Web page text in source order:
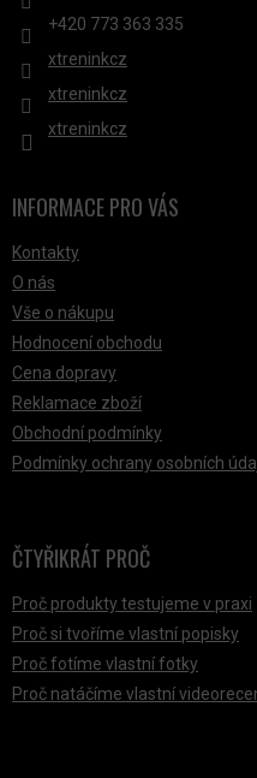
+420 ‭773 363 335
xtreninkcz
xtreninkcz
xtreninkcz
INFORMACE PRO VÁS
Kontakty
O nás
Vše o nákupu
Hodnocení obchodu
Cena dopravy
Reklamace zboží
Obchodní podmínky
Podmínky ochrany osobních
ČTYŘIKRÁT PROČ
Proč produkty testujeme v praxi
Proč si tvoříme vlastní popisky
Proč fotíme vlastní fotky
Proč natáčíme vlastní